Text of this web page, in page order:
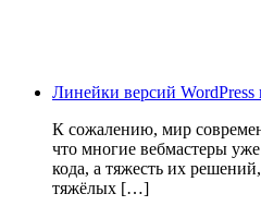
Линейки версий
К сожалению, мир
что многие вебмастеры
кода, а тяжесть их
тяжёлых […]